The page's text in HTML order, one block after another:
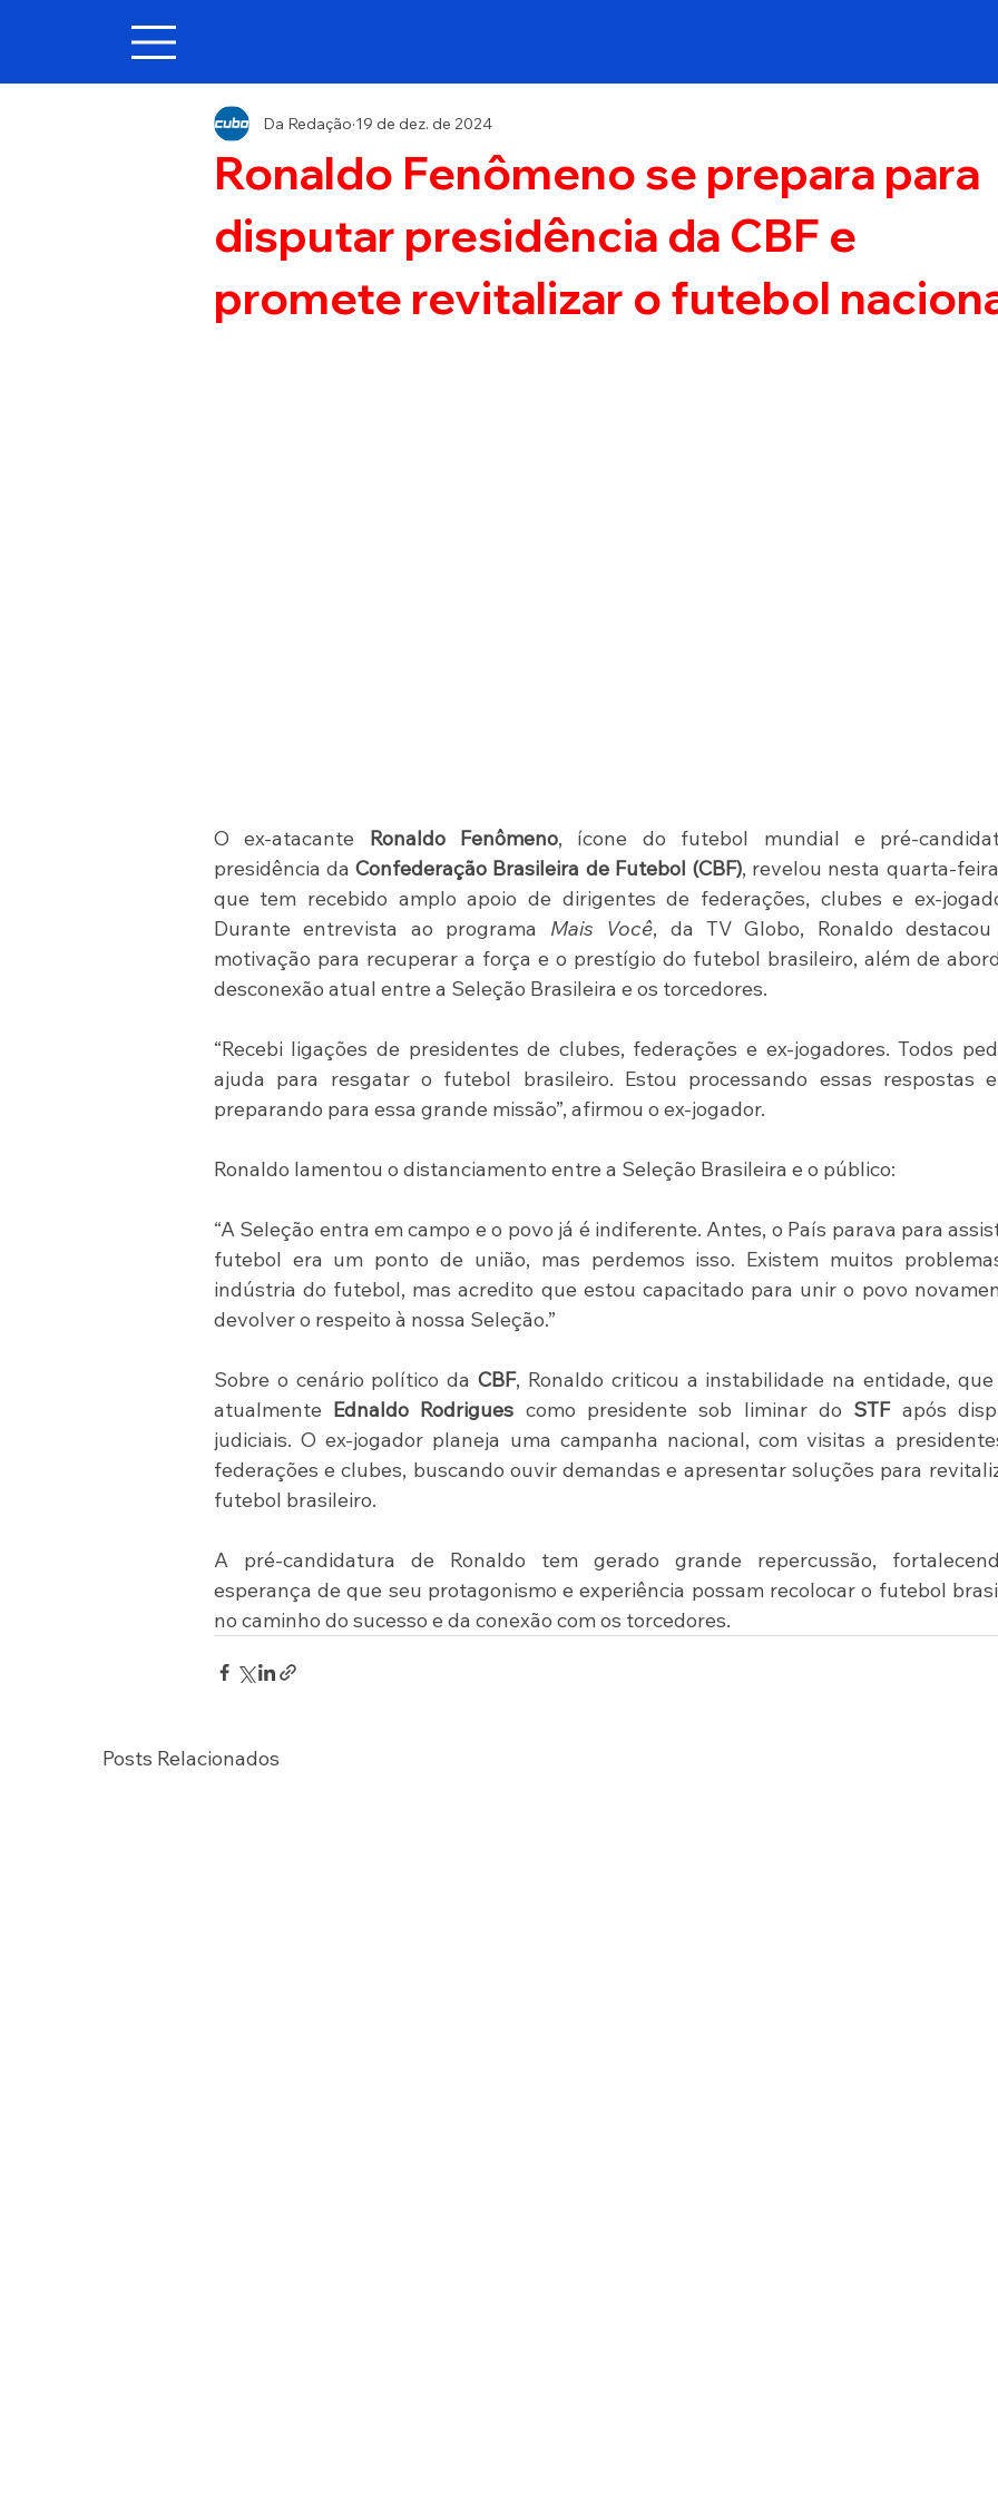
Ronaldo Fenômeno se prepara para
disputar presidência da CBF e
promete revitalizar o futebol
Da Redação 19 de dez. de 2024
O ex-atacante Ronaldo Fenômeno, ícone do futebol mundial e pré-
presidência da Confederação Brasileira de Futebol (CBF), revelou nesta quarta-
que tem recebido amplo apoio de dirigentes de federações, clubes e ex-
Durante entrevista ao programa Mais Você, da TV Globo, Ronaldo destacou
motivação para recuperar a força e o prestígio do futebol brasileiro, além de
desconexão atual entre a Seleção Brasileira e os torcedores.
“Recebi ligações de presidentes de clubes, federações e ex-jogadores. Todos
ajuda para resgatar o futebol brasileiro. Estou processando essas respostas
preparando para essa grande missão”, afirmou o ex-jogador.
Ronaldo lamentou o distanciamento entre a Seleção Brasileira e o público:
“A Seleção entra em campo e o povo já é indiferente. Antes, o País parava para
futebol era um ponto de união, mas perdemos isso. Existem muitos
indústria do futebol, mas acredito que estou capacitado para unir o povo
devolver o respeito à nossa Seleção.”
Sobre o cenário político da CBF, Ronaldo criticou a instabilidade na entidade,
atualmente Ednaldo Rodrigues como presidente sob liminar do STF após
judiciais. O ex-jogador planeja uma campanha nacional, com visitas a
federações e clubes, buscando ouvir demandas e apresentar soluções para
futebol brasileiro.
A pré-candidatura de Ronaldo tem gerado grande repercussão,
esperança de que seu protagonismo e experiência possam recolocar o futebol
no caminho do sucesso e da conexão com os torcedores.
Posts Relacionados